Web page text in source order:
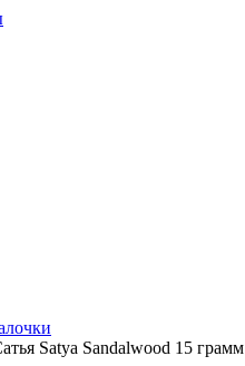
Satya Sandalwood 15 грамм